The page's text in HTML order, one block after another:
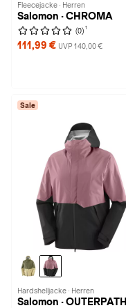
Fleecejacke · Herren
Salomon · CHROMA
(0) 1
111,99 € UVP 140,00 €
Sale
Hardshelljacke · Herren
Salomon · OUTERPATH